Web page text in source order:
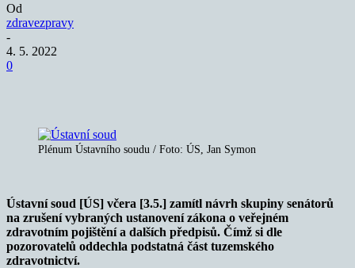
Od
zdravezpravy
-
4. 5. 2022
0
Plénum Ústavního soudu / Foto: ÚS, Jan Symon
Ústavní soud [ÚS] včera [3.5.] zamítl návrh skupiny senátorů
na zrušení vybraných ustanovení zákona o veřejném
zdravotním pojištění a dalších předpisů. Čímž si dle
pozorovatelů oddechla podstatná část tuzemského
zdravotnictví.